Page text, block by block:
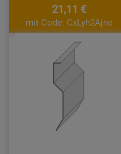
21,11 €
mit Code: CxLyh2Ajne